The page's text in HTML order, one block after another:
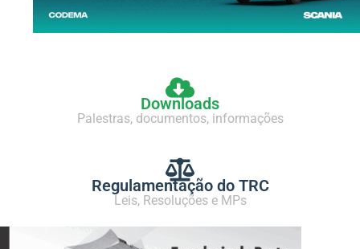
Downloads
Palestras, documentos, informações
Regulamentação do TRC
Leis, Resoluções e MPs